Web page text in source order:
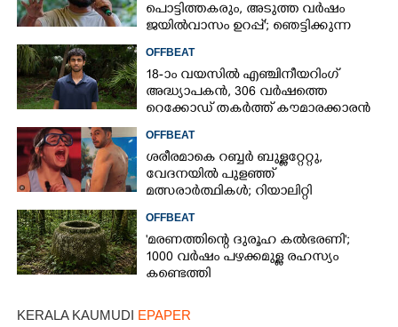
പൊട്ടിത്തകരും, അടുത്ത വർഷം
ജയിൽവാസം ഉറപ്പ്'; ഞെട്ടിക്കുന്ന
OFFBEAT
18-ാം വയസിൽ എഞ്ചിനീയറിംഗ്
അദ്ധ്യാപകൻ, 306 വർഷത്തെ
റെക്കോഡ് തകർത്ത് കൗമാരക്കാരൻ
OFFBEAT
ശരീരമാകെ റബ്ബർ ബുള്ളറ്റേറ്റു,
വേദനയിൽ പുളഞ്ഞ്
മത്സരാർത്ഥികൾ; റിയാലിറ്റി
OFFBEAT
'മരണത്തിന്റെ ദുരൂഹ കൽഭരണി';
1000 വർഷം പഴക്കമുള്ള രഹസ്യം
കണ്ടെത്തി
KERALA KAUMUDI EPAPER